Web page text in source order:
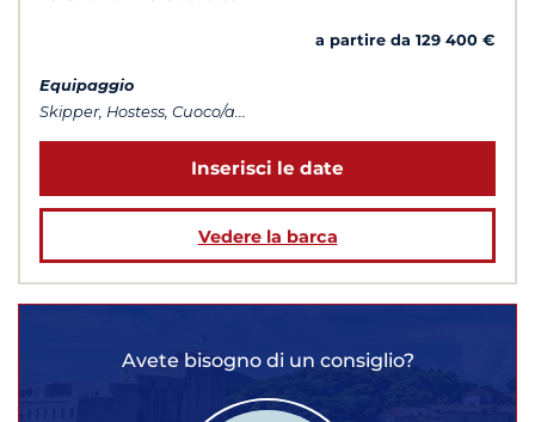
a partire da 129 400 €
Equipaggio
Skipper, Hostess, Cuoco/a...
Inserisci le date
Vedere la barca
Avete bisogno di un consiglio?